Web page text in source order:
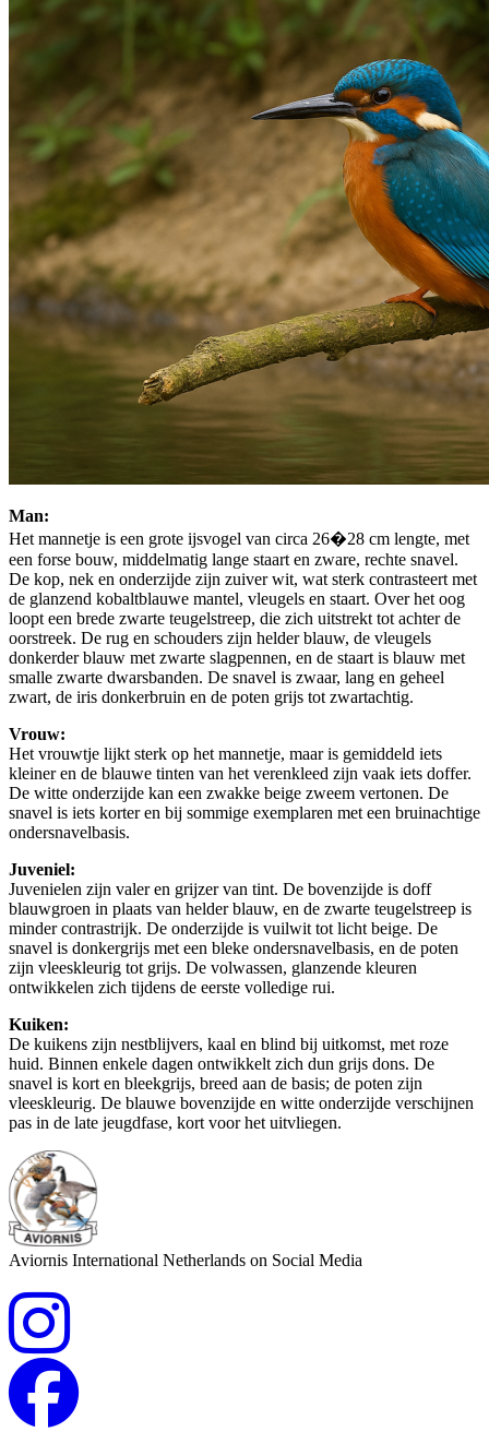
Man:
Het mannetje is een grote ijsvogel van circa 26�28 cm lengte, met
een forse bouw, middelmatig lange staart en zware, rechte snavel.
De kop, nek en onderzijde zijn zuiver wit, wat sterk contrasteert met
de glanzend kobaltblauwe mantel, vleugels en staart. Over het oog
loopt een brede zwarte teugelstreep, die zich uitstrekt tot achter de
oorstreek. De rug en schouders zijn helder blauw, de vleugels
donkerder blauw met zwarte slagpennen, en de staart is blauw met
smalle zwarte dwarsbanden. De snavel is zwaar, lang en geheel
zwart, de iris donkerbruin en de poten grijs tot zwartachtig.
Vrouw:
Het vrouwtje lijkt sterk op het mannetje, maar is gemiddeld iets
kleiner en de blauwe tinten van het verenkleed zijn vaak iets doffer.
De witte onderzijde kan een zwakke beige zweem vertonen. De
snavel is iets korter en bij sommige exemplaren met een bruinachtige
ondersnavelbasis.
Juveniel:
Juvenielen zijn valer en grijzer van tint. De bovenzijde is doff
blauwgroen in plaats van helder blauw, en de zwarte teugelstreep is
minder contrastrijk. De onderzijde is vuilwit tot licht beige. De
snavel is donkergrijs met een bleke ondersnavelbasis, en de poten
zijn vleeskleurig tot grijs. De volwassen, glanzende kleuren
ontwikkelen zich tijdens de eerste volledige rui.
Kuiken:
De kuikens zijn nestblijvers, kaal en blind bij uitkomst, met roze
huid. Binnen enkele dagen ontwikkelt zich dun grijs dons. De
snavel is kort en bleekgrijs, breed aan de basis; de poten zijn
vleeskleurig. De blauwe bovenzijde en witte onderzijde verschijnen
pas in de late jeugdfase, kort voor het uitvliegen.
Aviornis International Netherlands on Social Media